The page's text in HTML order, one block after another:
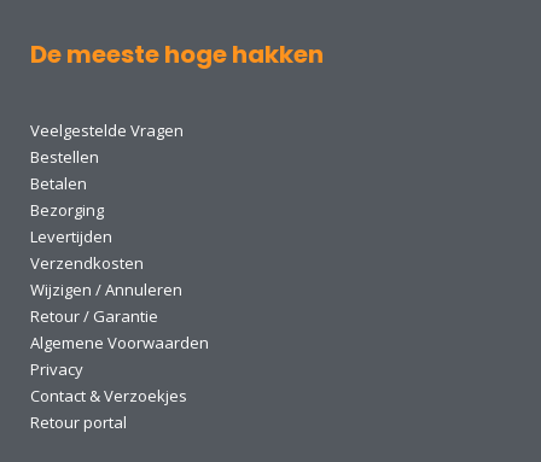
De meeste hoge hakken
Veelgestelde Vragen
Bestellen
Betalen
Bezorging
Levertijden
Verzendkosten
Wijzigen / Annuleren
Retour / Garantie
Algemene Voorwaarden
Privacy
Contact & Verzoekjes
Retour portal